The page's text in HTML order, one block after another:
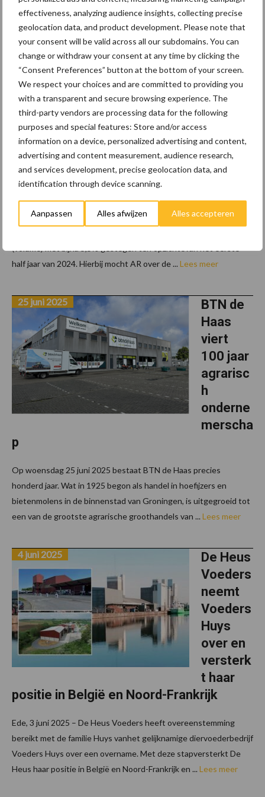
effectiveness, analyzing audience insights, collecting precise
geolocation data, and product development. Please note that
your consent will be valid across all our subdomains. You can
change or withdraw your consent at any time by clicking the
“Consent Preferences” button at the bottom of your screen.
We respect your choices and are committed to providing you
with a transparent and secure browsing experience. The
third-party vendors are processing data for the following
purposes and special features: Store and/or access
information on a device, personalized advertising and content,
advertising and content measurement, audience research,
and services development, precise geolocation data, and
identification through device scanning.
Aanpassen Alles afwijzen Alles accepteren
stevige impuls. Met de toetreding van Rabobank, Flynth en AB
Werkt Zuid Nederland als nieuwe key-partners groeit ...
Lees meer
Agrunie
kRijnvall
ei groeit
tegen
de
stroom
28 juli 2025
Coöperatie AgruniekRijnvallei (AR) kan terugkijken op een erg
half jaar van 2024. Hierbij mocht AR over de ... Lees meer
BTN de
Haas
viert
100 jaar
agrarisc
h
onderne
merscha
p
25 juni 2025
Op woensdag 25 juni 2025 bestaat BTN de Haas precies
honderd jaar. Wat in 1925 begon als handel in hoefijzers en
bietenmolens in de binnenstad van Groningen, is uitgegroeid tot
een van de grootste agrarische groothandels van ... Lees meer
De Heus
Voeders
neemt
Voeders
Huys
over en
versterk
t haar
positie in België en Noord-Frankrijk
4 juni 2025
Ede, 3 juni 2025 – De Heus Voeders heeft overeenstemming
bereikt met de familie Huys vanhet gelijknamige diervoederbedrijf
Voeders Huys over een overname. Met deze stapversterkt De
Heus haar positie in België en Noord-Frankrijk en ... Lees meer